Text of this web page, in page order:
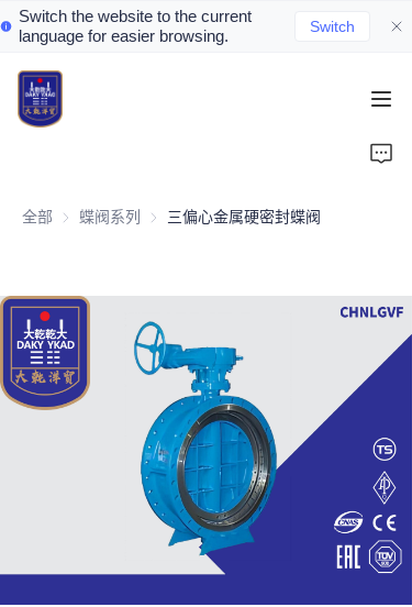
Switch the website to the current
language for easier browsing.
Switch
全部 蝶阀系列 蝶阀系列
三偏心金属硬密封蝶阀
Home
Valve Products
Valve News
Contact Us